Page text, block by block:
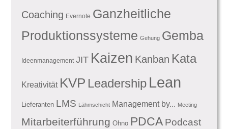
Coaching Evernote Ganzheitliche
Produktionssysteme Gehung Gemba
Ideenmanagement JIT Kaizen Kanban Kata
Kreativität KVP Leadership Lean
Lieferanten LMS Lähmschicht Management by... Meeting
Mitarbeiterführung Ohno PDCA Podcast